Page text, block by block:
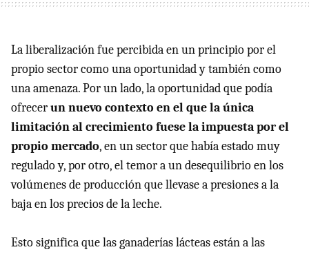
La liberalización fue percibida en un principio por el
propio sector como una oportunidad y también como
una amenaza. Por un lado, la oportunidad que podía
ofrecerun nuevo contexto en el que la única
limitación al crecimiento fuese la impuesta por el
propio mercado, en un sector que había estado muy
regulado y, por otro, el temor a un desequilibrio en los
volúmenes de producción que llevase a presiones a la
baja en los precios de la leche.
Esto significa que las ganaderías lácteas están a las